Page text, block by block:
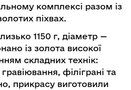
комплексі разом із
піхвах.
1150 г, діаметр —
із золота високої
складних технік:
філіграні та
прикрасу виготовили